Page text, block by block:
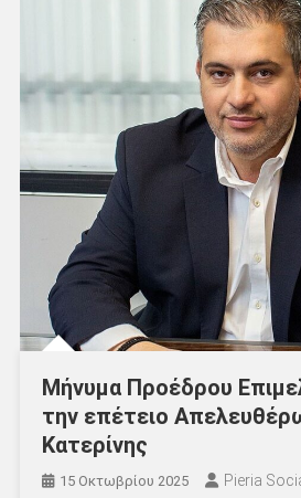
Μήνυμα Προέδρου
την επέτειο
Κατερίνης
15 Οκτωβρίου 2025 Pieria